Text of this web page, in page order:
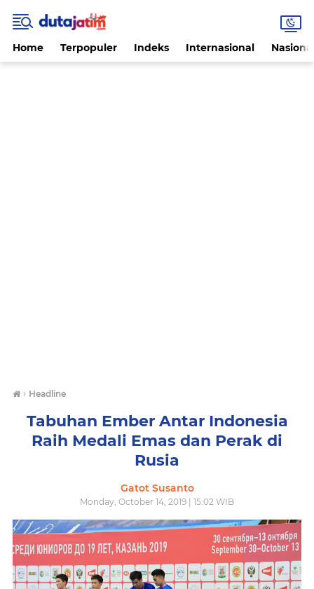
Home Terpopuler Indeks Internasional
› Headline
Tabuhan Ember Antar Indonesia
Raih Medali Emas dan Perak di
Rusia
Gatot Susanto
Monday, October 14, 2019 | 15:02 WIB